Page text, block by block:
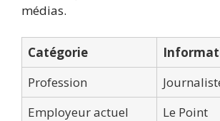
médias.
Catégorie
Profession
Employeur actuel
Le Point